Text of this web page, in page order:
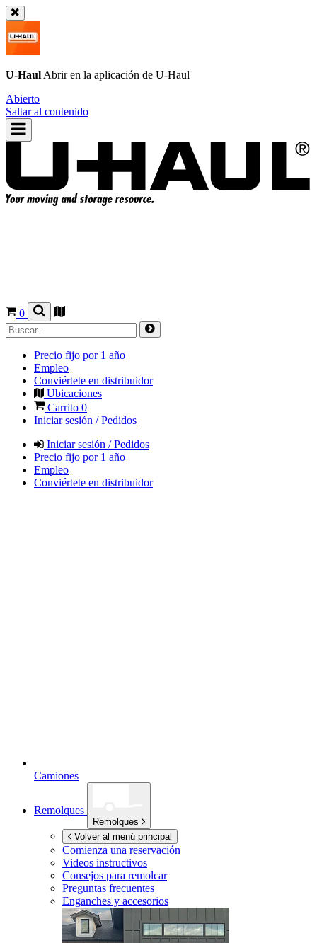
U-Haul Abrir en la aplicación de U-Haul
Abierto
Saltar al contenido
0
Precio fijo por 1 año
Empleo
Conviértete en distribuidor
Ubicaciones
Carrito 0
Iniciar sesión / Pedidos
Iniciar sesión / Pedidos
Precio fijo por 1 año
Empleo
Conviértete en distribuidor
Camiones
Remolques
Remolques
Volver al menú principal
Comienza una reservación
Videos instructivos
Consejos para remolcar
Preguntas frecuentes
Enganches y accesorios